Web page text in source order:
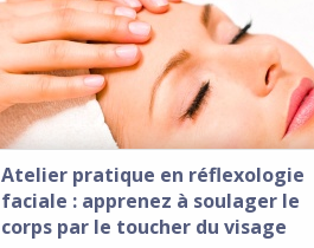
Atelier pratique en réflexologie
faciale : apprenez à soulager le
corps par le toucher du visage